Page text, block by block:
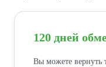
120 дней
Вы можете вернуть